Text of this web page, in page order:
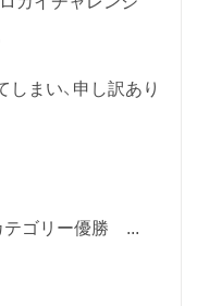
まい、申し訳あり
ゴリー優勝 ...